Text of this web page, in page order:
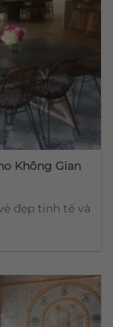
Không Gian
đẹp tinh tế và